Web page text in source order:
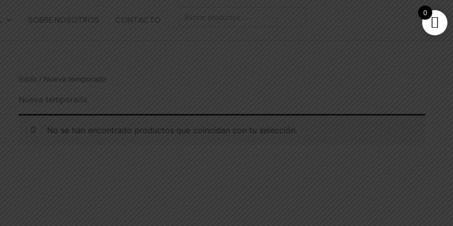
SOBRE NOSOTROS CONTACTO
Inicio / Nueva temporada
Nueva temporada
No se han encontrado productos que coincidan con tu selección.
0